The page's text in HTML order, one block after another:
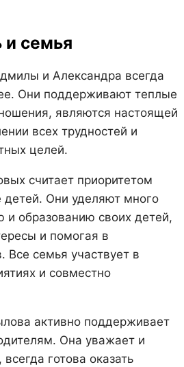
и семья
и Александра всегда
Они поддерживают теплые
являются настоящей
всех трудностей и
целей.
считает приоритетом
детей. Они уделяют много
и образованию своих детей,
и помогая в
Все семья участвует в
и совместно
активно поддерживает
Она уважает и
готова оказать